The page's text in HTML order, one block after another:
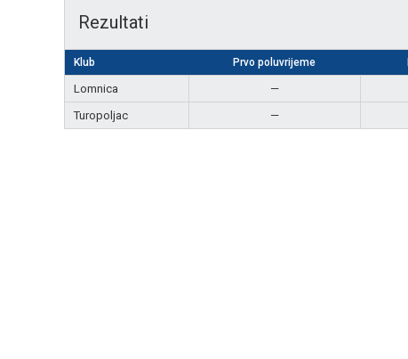
Rezultati
Klub Prvo poluvrijeme
Lomnica —
Turopoljac
—